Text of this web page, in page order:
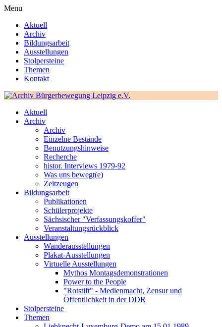
Menu
Aktuell
Archiv
Bildungsarbeit
Ausstellungen
Stolpersteine
Themen
Kontakt
Aktuell
Archiv
Archiv
Einzelne Bestände
Benutzungshinweise
Recherche
histor. Interviews 1979-92
Was uns bewegt(e)
Zeitzeugen
Bildungsarbeit
Publikationen
Schülerprojekte
Sächsischer "Verfassungskoffer"
Veranstaltungsrückblick
Ausstellungen
Wanderausstellungen
Plakat-Ausstellungen
Virtuelle Ausstellungen
Mythos Montagsdemonstrationen
Power to the People
"Rotstift" - Medienmacht, Zensur und
Öffentlichkeit in der DDR
Stolpersteine
Themen